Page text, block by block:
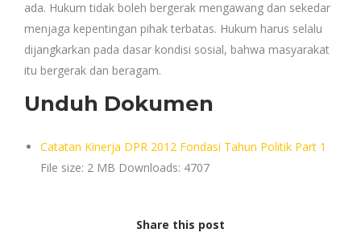
ada. Hukum tidak boleh bergerak mengawang dan sekedar
menjaga kepentingan pihak terbatas. Hukum harus selalu
dijangkarkan pada dasar kondisi sosial, bahwa masyarakat
itu bergerak dan beragam.
Unduh Dokumen
Catatan Kinerja DPR 2012 Fondasi Tahun Politik Part 1
File size: 2 MB Downloads: 4707
Share this post